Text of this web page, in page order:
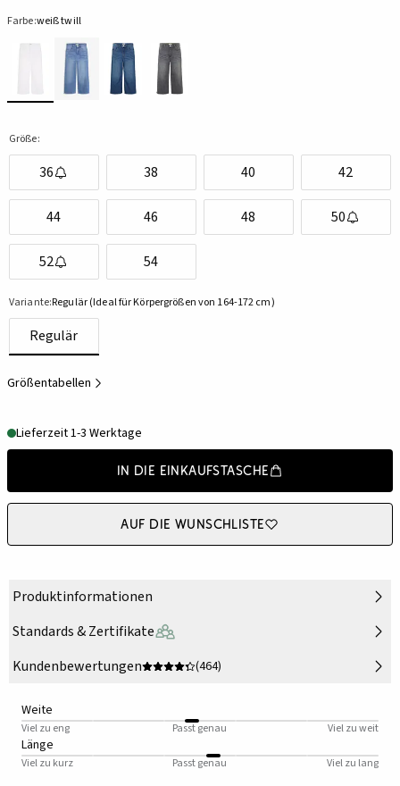
Farbe:weiß twill
Größe:
36 38 40 42
44 46 48 50
52 54
Variante:Regulär (Ideal für Körpergrößen von 164-172 cm)
Regulär
Größentabellen
Lieferzeit 1-3 Werktage
In die Einkaufstasche
Auf die Wunschliste
Produktinformationen
Standards & Zertifikate
Kundenbewertungen
(464)
Weite
Viel zu eng Passt genau Viel zu weit
Länge
Viel zu kurz Passt genau Viel zu lang